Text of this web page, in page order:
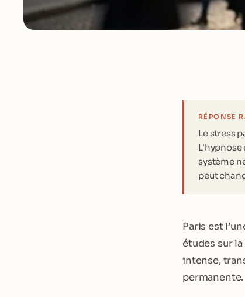
RÉPONSE
Le stress
L'hypnose
système
peut
Paris est
études sur
intense,
permanente.